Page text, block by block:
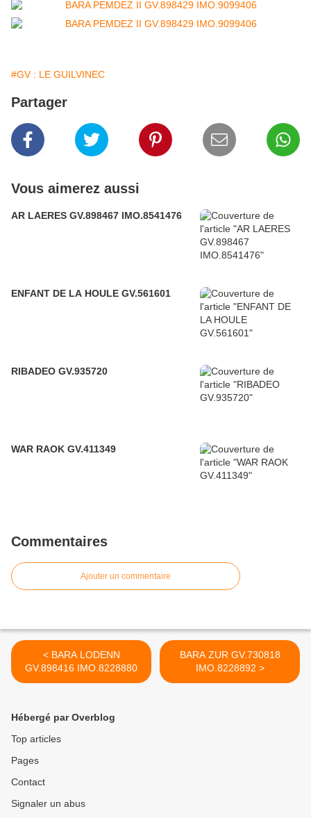
#GV : LE GUILVINEC
Partager
Vous aimerez aussi
AR LAERES GV.898467 IMO.8541476
ENFANT DE LA HOULE GV.561601
RIBADEO GV.935720
WAR RAOK GV.411349
Commentaires
Ajouter un commentaire
< BARA LODENN
GV.898416 IMO.8228880
BARA ZUR GV.730818
IMO.8228892 >
Hébergé par Overblog
Top articles
Pages
Contact
Signaler un abus